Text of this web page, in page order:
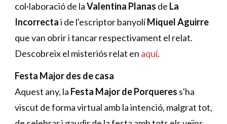
col·laboració de laValentina Planas de La
Incorrectai de l'escriptor banyolíMiquel Aguirre
que van obrir i tancar respectivament el relat.
Descobreix el misteriós relat en aquí.
Festa Major des de casa
Aquest any, la Festa Major de Porqueres s'ha
viscut de forma virtual amb la intenció, malgrat tot,